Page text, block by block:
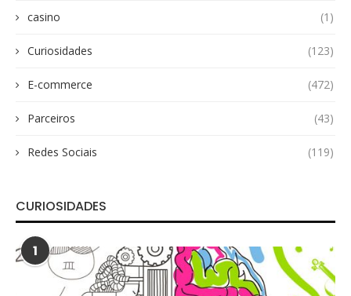
casino (1)
Curiosidades (123)
E-commerce (472)
Parceiros (43)
Redes Sociais (119)
CURIOSIDADES
1